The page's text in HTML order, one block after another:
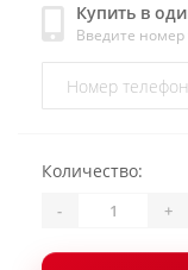
Купить в
Введите
Количество:
- +